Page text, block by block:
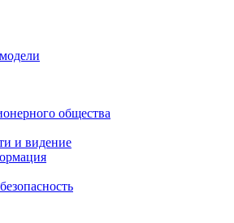
общества
и видение